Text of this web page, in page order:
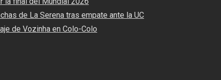
de La Serena tras empate ante la UC
de Vozinha en Colo-Colo